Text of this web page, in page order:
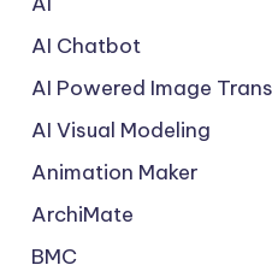
AI Chatbot
AI Powered Image
AI Visual Modeling
Animation Maker
ArchiMate
BMC